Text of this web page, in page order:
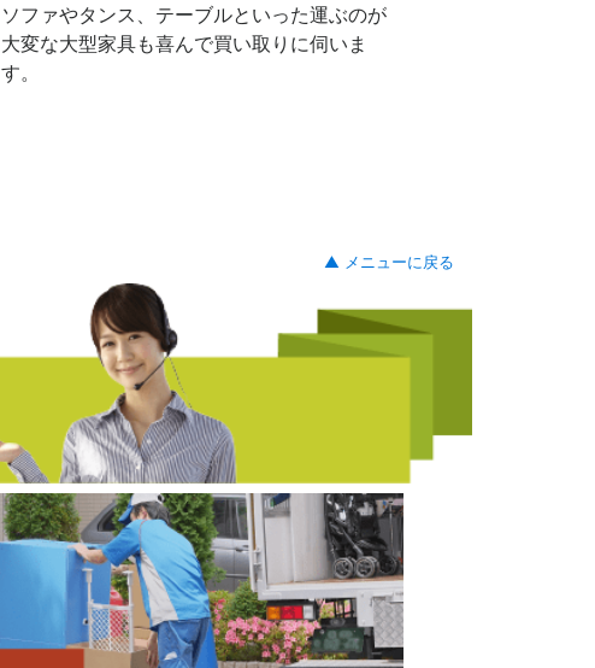
ソファやタンス、テーブルといった運ぶのが
大変な大型家具も喜んで買い取りに伺いま
す。
▲ メニューに戻る